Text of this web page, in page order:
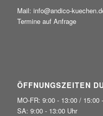
Mail: info@andico-
Termine auf Anfrage
ÖFFNUNGSZEITEN
MO-FR: 9:00 - 13:00 / 15:00
SA: 9:00 - 13:00 Uhr